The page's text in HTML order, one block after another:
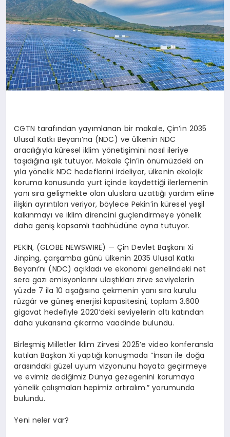
DIĞER
CGTN tarafından yayımlanan bir makale, Çin’in 2035
Ulusal Katkı Beyanı’na (NDC) ve ülkenin NDC
aracılığıyla küresel iklim yönetişimini nasıl ileriye
taşıdığına ışık tutuyor. Makale Çin’in önümüzdeki on
yıla yönelik NDC hedeflerini irdeliyor, ülkenin ekolojik
koruma konusunda yurt içinde kaydettiği ilerlemenin
yanı sıra gelişmekte olan uluslara uzattığı yardım eline
ilişkin ayrıntıları veriyor, böylece Pekin’in küresel yeşil
kalkınmayı ve iklim direncini güçlendirmeye yönelik
daha geniş kapsamlı taahhüdüne ayna tutuyor.
PEKİN, (GLOBE NEWSWIRE) — Çin Devlet Başkanı Xi
Jinping, çarşamba günü ülkenin 2035 Ulusal Katkı
Beyanı’nı (NDC) açıkladı ve ekonomi genelindeki net
sera gazı emisyonlarını ulaştıkları zirve seviyelerin
yüzde 7 ila 10 aşağısına çekmenin yanı sıra kurulu
rüzgâr ve güneş enerjisi kapasitesini, toplam 3.600
gigavat hedefiyle 2020’deki seviyelerin altı katından
daha yukarısına çıkarma vaadinde bulundu.
Birleşmiş Milletler İklim Zirvesi 2025’e video konferansla
katılan Başkan Xi yaptığı konuşmada “İnsan ile doğa
arasındaki güzel uyum vizyonunu hayata geçirmeye
ve evimiz dediğimiz Dünya gezegenini korumaya
yönelik çalışmaları hepimiz artıralım.” yorumunda
bulundu.
Yeni neler var?